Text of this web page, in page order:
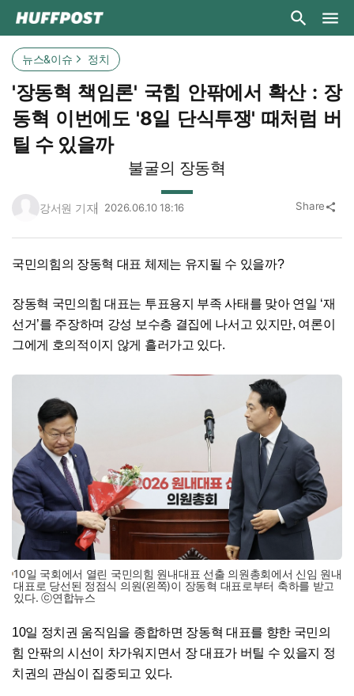
뉴스&이슈 정치
'장동혁 책임론' 국힘 안팎에서 확산 : 장
동혁 이번에도 '8일 단식투쟁' 때처럼 버
틸 수 있을까
불굴의 장동혁
강서원 기자 2026.06.10 18:16 Share share
국민의힘의 장동혁 대표 체제는 유지될 수 있을까?
장동혁 국민의힘 대표는 투표용지 부족 사태를 맞아 연일 ‘재
선거’를 주장하며 강성 보수층 결집에 나서고 있지만, 여론이
그에게 호의적이지 않게 흘러가고 있다.
10일 국회에서 열린 국민의힘 원내대표 선출 의원총회에서 신임 원내
대표로 당선된 정점식 의원(왼쪽)이 장동혁 대표로부터 축하를 받고
있다. ⓒ연합뉴스
10일 정치권 움직임을 종합하면 장동혁 대표를 향한 국민의
힘 안팎의 시선이 차가워지면서 장 대표가 버틸 수 있을지 정
치권의 관심이 집중되고 있다.